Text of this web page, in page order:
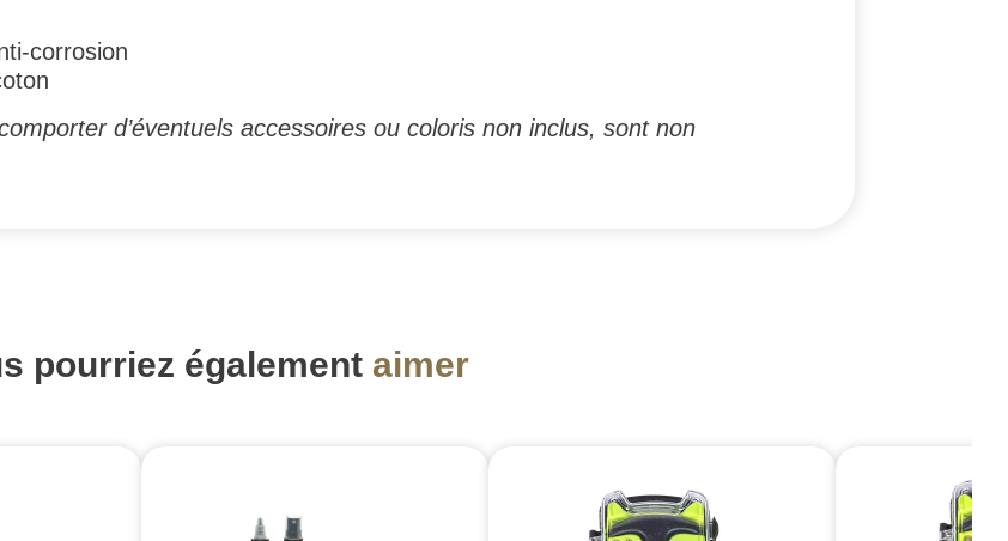
corrosion
d’éventuels accessoires ou coloris non inclus, sont non
pourriez également aimer